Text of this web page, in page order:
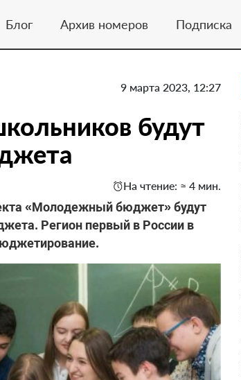
Блог Архив номеров Подписка
9 марта 2023, 12:27
будут
На чтение: ≈ 4 мин.
«Молодежный бюджет» будут
Регион первый в России в